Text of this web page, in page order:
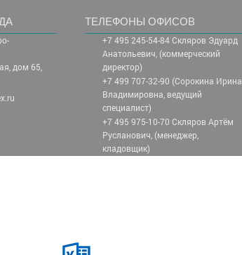
дом 65,
ТЕЛЕФОНЫ ОФИСОВ
+7 495 245-54-84 Скляров Эдуард
Анатольевич, (коммерческий
директор)
+7 499 707-32-90 (Сорокина Ирина
Владимировна, ведущий
специалист)
+7 495 975-10-70 Скляров Артём
Русланович, (менеджер,
кладовщик)